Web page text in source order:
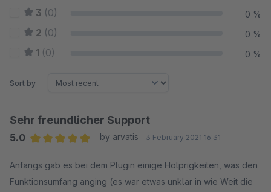
3 (0) 0 %
2 (0) 0 %
1 (0) 0 %
Sort by
Sehr freundlicher Support
5.0
by arvatis 3 February 2021 16:31
Anfangs gab es bei dem Plugin einige Holprigkeiten, was den
Funktionsumfang anging (es war etwas unklar in wie Weit die